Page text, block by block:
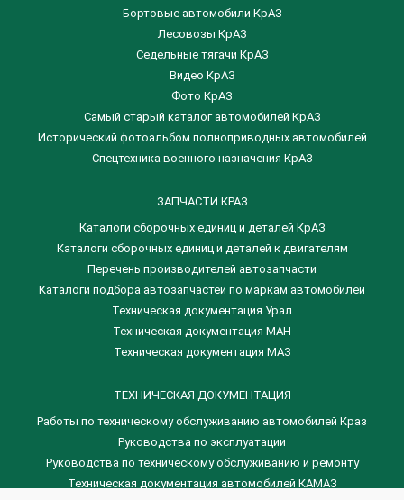
Бортовые автомобили КрАЗ
Лесовозы КрАЗ
Седельные тягачи КрАЗ
Видео КрАЗ
Фото КрАЗ
Самый старый каталог автомобилей КрАЗ
Исторический фотоальбом полноприводных автомобилей
Спецтехника военного назначения КрАЗ
ЗАПЧАСТИ КРАЗ
Каталоги сборочных единиц и деталей КрАЗ
​Каталоги сборочных единиц и деталей к двигателям
Перечень производителей автозапчасти
Каталоги подбора автозапчастей по маркам автомобилей
Техническая документация Урал
Техническая документация МАН
Техническая документация МАЗ
ТЕХНИЧЕСКАЯ ДОКУМЕНТАЦИЯ
Работы по техническому обслуживанию автомобилей Краз
Руководства по эксплуатации
Руководства по техническому обслуживанию и ремонту
Техническая документация автомобилей КАМАЗ